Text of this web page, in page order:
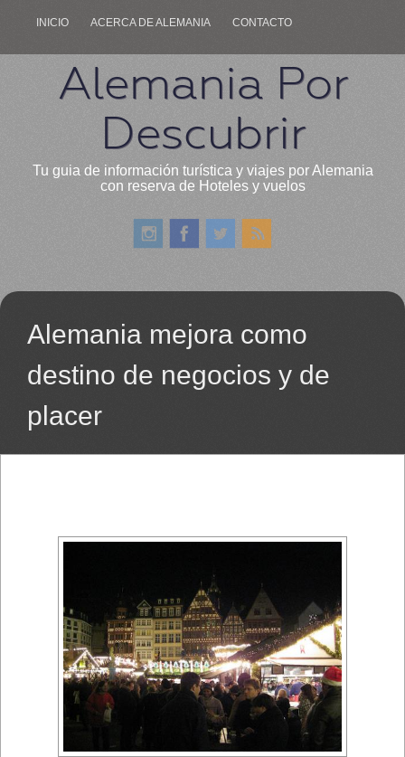
INICIO ACERCA DE ALEMANIA CONTACTO
Alemania Por
Descubrir
Tu guia de información turística y viajes por Alemania
con reserva de Hoteles y vuelos
Alemania mejora como
destino de negocios y de
placer